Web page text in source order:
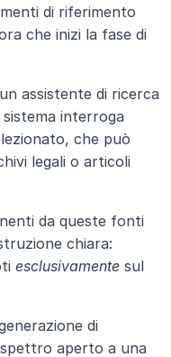
di riferimento
che inizi la fase di
assistente di ricerca
interroga
che può
legali o articoli
da queste fonti
chiara:
esclusivamente sul
di
aperto a una